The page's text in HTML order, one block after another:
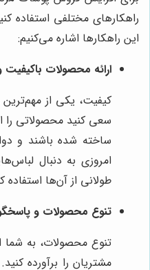
راهکارهای مختلفی استفاده
این راهکارها اشاره می‌کنیم:
ارائه محصولات
کیفیت، یکی از
سعی کنید محصولاتی را
ساخته شده باشند و
امروزی به دنبال
طولانی از آن‌ها استفاده
تنوع محصولات و
تنوع محصولات، به
مشتریان را برآورده